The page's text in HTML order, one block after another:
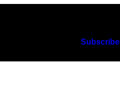
Subscribe